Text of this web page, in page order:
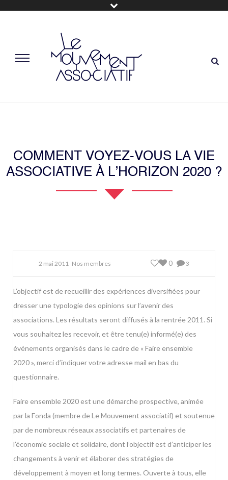
COMMENT VOYEZ-VOUS LA VIE
ASSOCIATIVE À L’HORIZON 2020 ?
2 mai 2011 Nos membres 3
0
L’objectif est de recueillir des expériences diversifiées pour
dresser une typologie des opinions sur l’avenir des
associations. Les résultats seront diffusés à la rentrée 2011. Si
vous souhaitez les recevoir, et être tenu(e) informé(e) des
événements organisés dans le cadre de « Faire ensemble
2020 », merci d’indiquer votre adresse mail en bas du
questionnaire.
Faire ensemble 2020 est une démarche prospective, animée
par la Fonda (membre de Le Mouvement associatif) et soutenue
par de nombreux réseaux associatifs et partenaires de
l’économie sociale et solidaire, dont l’objectif est d’anticiper les
changements à venir et élaborer des stratégies de
développement à moyen et long termes. Ouverte à tous, elle